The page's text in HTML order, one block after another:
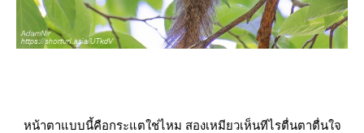
หน้าตาแบบนี้คือกระแตใช่ไหม สองเหมียวเห็นทีไรตื่นตาตื่นใจ